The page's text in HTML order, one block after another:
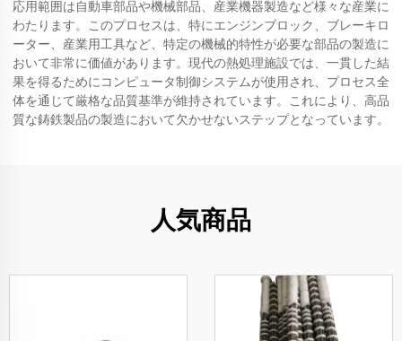
応用範囲は自動車部品や機械部品、産業機器製造など様々な産業に
わたります。このプロセスは、特にエンジンブロック、ブレーキロ
ーター、産業用工具など、特定の機械的特性が必要な部品の製造に
おいて非常に価値があります。現代の熱処理施設では、一貫した結
果を得るためにコンピュータ制御システムが使用され、プロセス全
体を通じて厳格な品質基準が維持されています。これにより、高品
質な鋳鉄製品の製造において欠かせないステップとなっています。
人気商品